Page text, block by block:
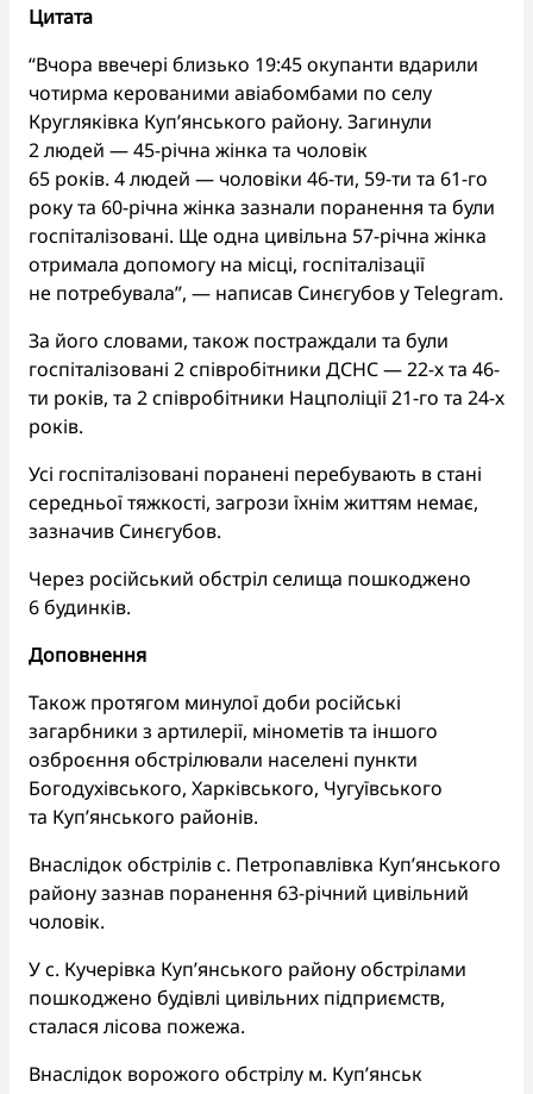
Цитата
“Вчора ввечері близько 19:45 окупанти вдарили
чотирма керованими авіабомбами по селу
Кругляківка Куп’янського району. Загинули
2 людей — 45-річна жінка та чоловік
65 років. 4 людей — чоловіки 46-ти, 59-ти та 61-го
року та 60-річна жінка зазнали поранення та були
госпіталізовані. Ще одна цивільна 57-річна жінка
отримала допомогу на місці, госпіталізації
не потребувала”, — написав Синєгубов у Telegram.
За його словами, також постраждали та були
госпіталізовані 2 співробітники ДСНС — 22-х та 46-
ти років, та 2 співробітники Нацполіції 21-го та 24-х
років.
Усі госпіталізовані поранені перебувають в стані
середньої тяжкості, загрози їхнім життям немає,
зазначив Синєгубов.
Через російський обстріл селища пошкоджено
6 будинків.
Доповнення
Також протягом минулої доби російські
загарбники з артилерії, мінометів та іншого
озброєння обстрілювали населені пункти
Богодухівського, Харківського, Чугуївського
та Куп’янського районів.
Внаслідок обстрілів с. Петропавлівка Куп’янського
району зазнав поранення 63-річний цивільний
чоловік.
У с. Кучерівка Куп’янського району обстрілами
пошкоджено будівлі цивільних підприємств,
сталася лісова пожежа.
Внаслідок ворожого обстрілу м. Куп’янськ